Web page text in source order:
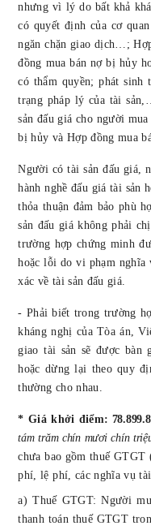
nhưng vì lý do bất khả
có quyết định của cơ
ngăn chặn giao dịch…;
đồng mua bán nợ bị hủy
có thẩm quyền; phát
trạng pháp lý của tài
sản đấu giá cho người
bị hủy và Hợp đồng mua
Người có tài sản đấu giá,
hành nghề đấu giá tài sản
thỏa thuận đảm bảo phù
sản đấu giá không phải
trường hợp chứng minh
hoặc lỗi do vi phạm nghĩa
xác về tài sản đấu giá.
- Phải biết trong trường
kháng nghị của Tòa án,
giao tài sản sẽ được bàn
hoặc dừng lại theo quy
thường cho nhau.
* Giá khởi điểm:
tám trăm chín mươi chín
chưa bao gồm thuế GTGT
phí, lệ phí, các nghĩa vụ
a) Thuế GTGT: Người
thanh toán thuế GTGT